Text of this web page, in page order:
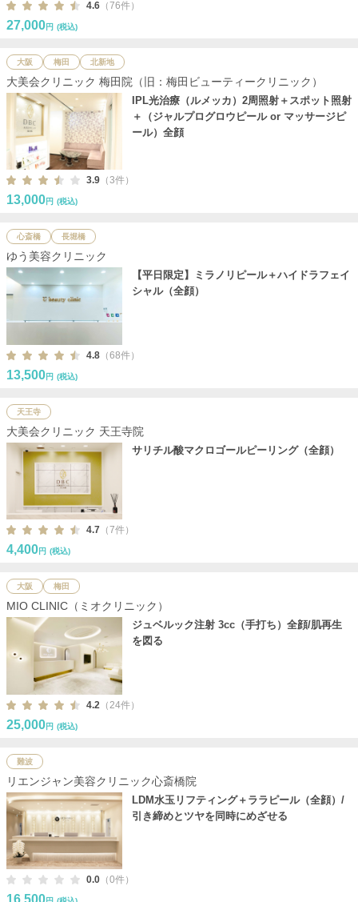
4.6 （76件）
27,000円 (税込)
大阪 梅田 北新地
大美会クリニック 梅田院（旧：梅田ビューティークリニック）
IPL光治療（ルメッカ）2周照射＋スポット照射
＋（ジャルプログロウピール or マッサージピ
ール）全顔
3.9 （3件）
13,000円 (税込)
心斎橋 長堀橋
ゆう美容クリニック
【平日限定】ミラノリピール＋ハイドラフェイ
シャル（全顔）
4.8 （68件）
13,500円 (税込)
天王寺
大美会クリニック 天王寺院
サリチル酸マクロゴールピーリング（全顔）
4.7 （7件）
4,400円 (税込)
大阪 梅田
MIO CLINIC（ミオクリニック）
ジュベルック注射 3cc（手打ち）全顔/肌再生
を図る
4.2 （24件）
25,000円 (税込)
難波
リエンジャン美容クリニック心斎橋院
LDM水玉リフティング＋ララピール（全顔）/
引き締めとツヤを同時にめざせる
0.0 （0件）